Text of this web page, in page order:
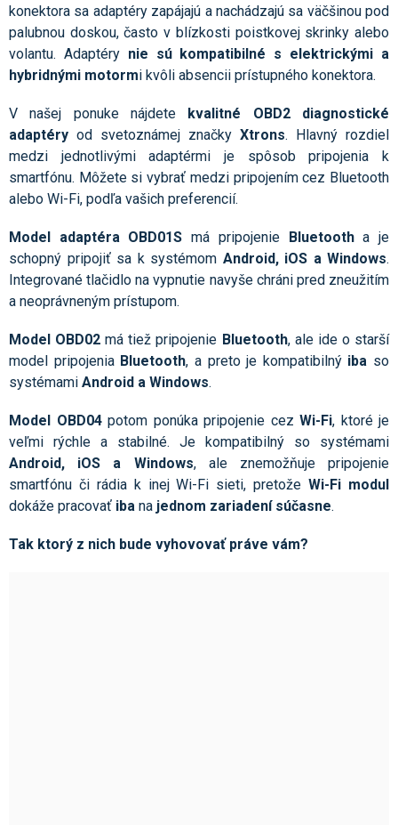
konektora sa adaptéry zapájajú a nachádzajú sa väčšinou pod
palubnou doskou, často v blízkosti poistkovej skrinky alebo
volantu. Adaptéry nie sú kompatibilné s elektrickými a
hybridnými motormi kvôli absencii prístupného konektora.
V našej ponuke nájdete kvalitné OBD2 diagnostické
adaptéry od svetoznámej značky Xtrons. Hlavný rozdiel
medzi jednotlivými adaptérmi je spôsob pripojenia k
smartfónu. Môžete si vybrať medzi pripojením cez Bluetooth
alebo Wi-Fi, podľa vašich preferencií.
Model adaptéra OBD01S má pripojenie Bluetootha je
schopný pripojiť sa k systémom Android, iOS a Windows.
Integrované tlačidlo na vypnutie navyše chráni pred zneužitím
a neoprávneným prístupom.
Model OBD02 má tiež pripojenie Bluetooth, ale ide o starší
model pripojenia Bluetooth, a preto je kompatibilnýiba so
systémami Android a Windows.
Model OBD04potom ponúka pripojenie cez Wi-Fi, ktoré je
veľmi rýchle a stabilné. Je kompatibilný so systémami
Android, iOS a Windows, ale znemožňuje pripojenie
smartfónu či rádia k inej Wi-Fi sieti, pretožeWi-Fi modul
dokáže pracovať iba na jednom zariadení súčasne.
Tak ktorý z nich bude vyhovovať práve vám?